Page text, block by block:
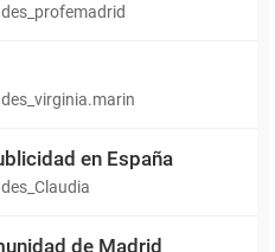
des_profemadrid
des_virginia.marin
en España
des_Claudia
de Madrid